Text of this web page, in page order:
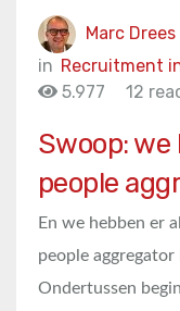
Marc Drees
in Recruitment
5.977
12
Swoop: we
people
En we hebben er
people
Ondertussen